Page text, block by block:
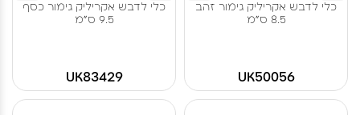
כלי לדבש אקריליק גימור זהב
8.5 ס"מ
UK50056
כלי לדבש אקריליק גימור כסף
9.5 ס"מ
UK83429